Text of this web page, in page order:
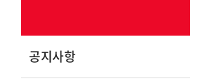
공지사항